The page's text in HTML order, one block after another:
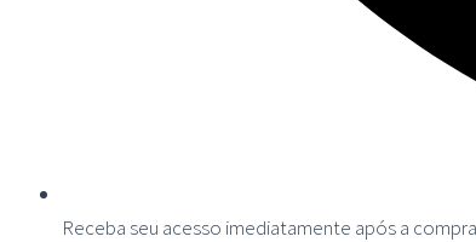
Receba seu acesso imediatamente após a compra